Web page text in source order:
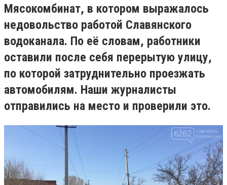
Мясокомбинат, в котором выражалось
недовольство работой Славянского
водоканала. По её словам, работники
оставили после себя перерытую улицу,
по которой затруднительно проезжать
автомобилям. Наши журналисты
отправились на место и проверили это.